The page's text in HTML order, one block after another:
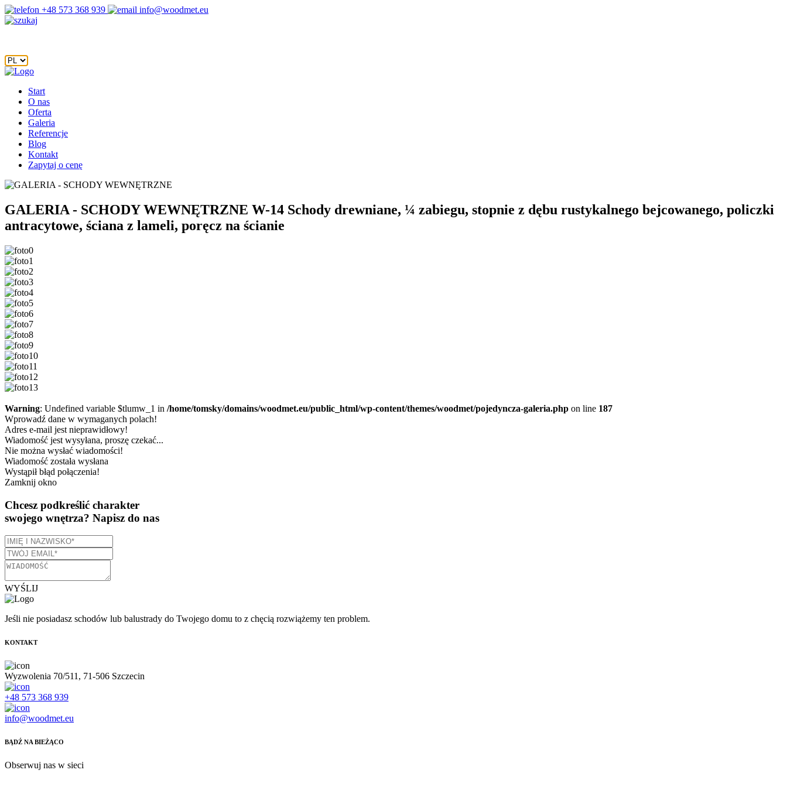
+48 573 368 939 info@woodmet.eu
Start
O nas
Oferta
Galeria
Referencje
Blog
Kontakt
Zapytaj o cenę
GALERIA - SCHODY WEWNĘTRZNE W-14 Schody drewniane, ¼ zabiegu, stopnie z dębu rustykalnego bejcowanego, policzki
antracytowe, ściana z lameli, poręcz na ścianie
Warning: Undefined variable $tlumw_1 in /home/tomsky/domains/woodmet.eu/public_html/wp-content/themes/woodmet/pojedyncza-galeria.php on line 187
Wprowadź dane w wymaganych polach!
Adres e-mail jest nieprawidłowy!
Wiadomość jest wysyłana, proszę czekać...
Nie można wysłać wiadomości!
Wiadomość została wysłana
Wystąpił błąd połączenia!
Zamknij okno
Chcesz podkreślić charakter
swojego wnętrza? Napisz do nas
WYŚLIJ
Jeśli nie posiadasz schodów lub balustrady do Twojego domu to z chęcią rozwiążemy ten problem.
KONTAKT
Wyzwolenia 70/511, 71-506 Szczecin
+48 573 368 939
info@woodmet.eu
BĄDŹ NA BIEŻĄCO
Obserwuj nas w sieci